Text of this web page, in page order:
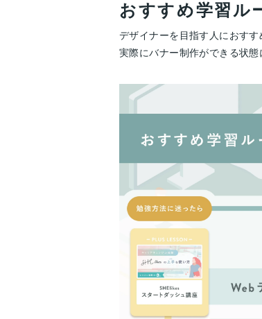
おすすめ学習ル
デザイナーを目指す人におす
実際にバナー制作ができる状態